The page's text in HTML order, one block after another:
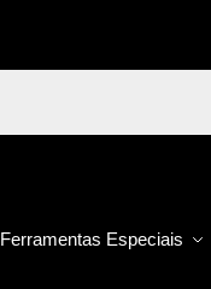
Ferramentas Especiais